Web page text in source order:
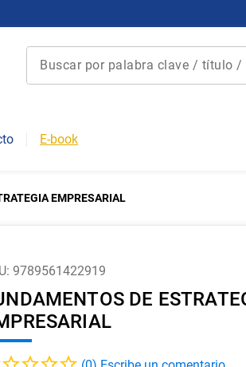
Buscar por palabra clave / título /
6. historia chile
7. historia república chile
8. historia
E-book
EMPRESARIAL
: 9789561422919
DE